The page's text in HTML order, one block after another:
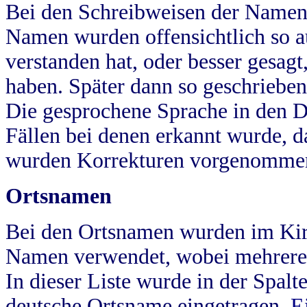
Bei den Schreibweisen der
Namen wurden offensichtlich so
verstanden hat, oder besser
haben. Später dann so
Die gesprochene Sprache in
Fällen bei denen erkannt wurde,
wurden Korrekturen
Ortsnamen
Bei den Ortsnamen wurden im
Namen verwendet, wobei
In dieser Liste wurde in der